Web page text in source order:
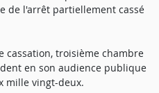
de l'arrêt partiellement cassé
cassation, troisième chambre
en son audience publique
mille vingt-deux.